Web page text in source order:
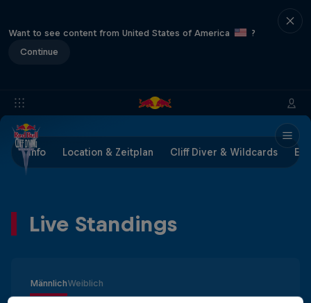
Want to see content from United States of America
?
Continue
Info Location & Zeitplan Cliff Diver & Wildcards
Live Standings
MännlichWeiblich